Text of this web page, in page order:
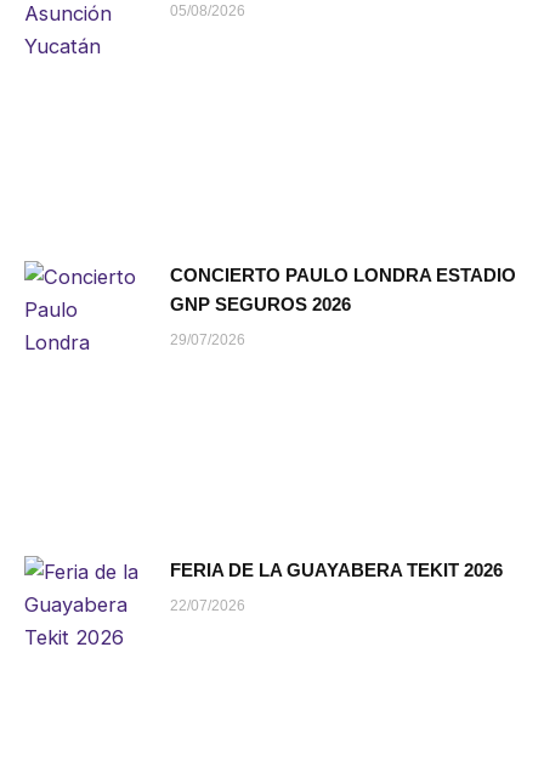
05/08/2026
CONCIERTO PAULO LONDRA ESTADIO
GNP SEGUROS 2026
29/07/2026
FERIA DE LA GUAYABERA TEKIT 2026
22/07/2026